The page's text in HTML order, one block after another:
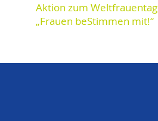
Aktion zum Weltfrauentag
„Frauen beStimmen mit!“